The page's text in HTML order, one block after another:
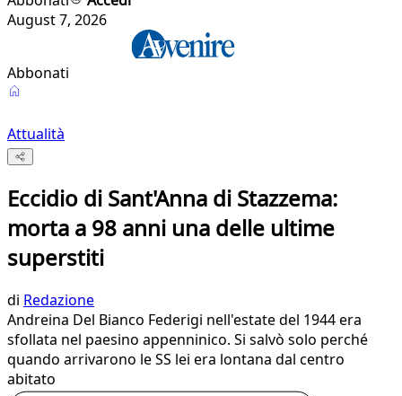
August 7, 2026
Abbonati
Attualità
Eccidio di Sant'Anna di Stazzema:
morta a 98 anni una delle ultime
superstiti
di Redazione
Andreina Del Bianco Federigi nell'estate del 1944 era
sfollata nel paesino appenninico. Si salvò solo perché
quando arrivarono le SS lei era lontana dal centro
abitato